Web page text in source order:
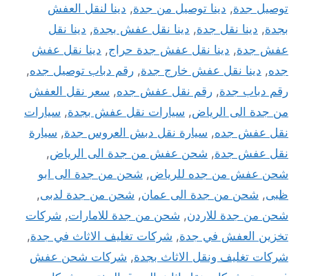
توصيل جدة, دينا توصيل من جدة, دينا لنقل العفش
بجدة, دينا نقل جدة, دينا نقل عفش بجدة, دينا نقل
عفش جدة, دينا نقل عفش جدة حراج, دينا نقل عفش
جده, دينا نقل عفش خارج جدة, رقم دباب توصيل جده,
رقم دباب جدة, رقم نقل عفش جده, سعر نقل العفش
من جدة الى الرياض, سيارات نقل عفش بجدة, سيارات
نقل عفش جده, سيارة نقل دبش العروس جدة, سيارة
نقل عفش جدة, شحن عفش من جدة الى الرياض,
شحن عفش من جده للرياض, شحن من جدة الى ابو
ظبى, شحن من جدة الى عمان, شحن من جدة لدبى,
شحن من جدة للاردن, شحن من جدة للامارات, شركات
تخزين العفش في جدة, شركات تغليف الاثاث في جدة,
شركات تغليف ونقل الاثاث بجدة, شركات شحن عفش